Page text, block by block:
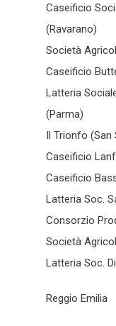
Caseificio
(Ravarano)
Società
Caseificio
Latteria
(Parma)
Il Trionfo (San
Caseificio
Caseificio
Latteria Soc.
Consorzio
Società
Latteria Soc.
Reggio Emilia